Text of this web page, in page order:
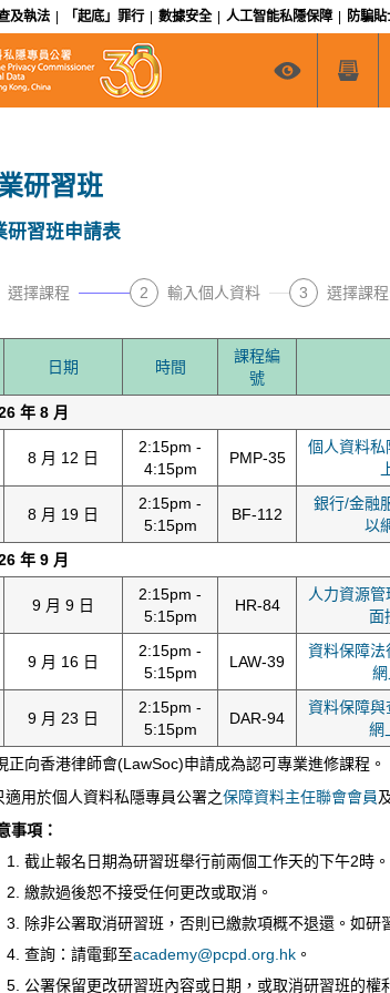
及執法 「起底」罪行 數據安全 人工智能私隱保障 防騙貼
研習班
研習班申請表
選擇課程 2 輸入個人資料 3 選擇課
日期 時間
課程編
號
年 8 月
8 月 12 日
2:15pm -
4:15pm
PMP-35
個人資料私
8 月 19 日
2:15pm -
5:15pm
BF-112
銀行/金融
以
年 9 月
9 月 9 日
2:15pm -
5:15pm
HR-84
人力資源
面
9 月 16 日
2:15pm -
5:15pm
LAW-39
資料保障法
網
9 月 23 日
2:15pm -
5:15pm
DAR-94
資料保障與
網
正向香港律師會(LawSoc)申請成為認可專業進修課程。
用於個人資料私隱專員公署之保障資料主任聯會會員
事項：
截止報名日期為研習班舉行前兩個工作天的下午2時。
繳款過後恕不接受任何更改或取消。
除非公署取消研習班，否則已繳款項概不退還。如研
查詢：請電郵至academy@pcpd.org.hk 。
公署保留更改研習班內容或日期，或取消研習班的權